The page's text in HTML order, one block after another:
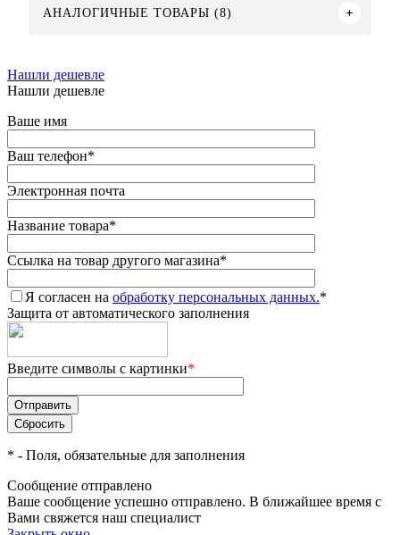
АНАЛОГИЧНЫЕ ТОВАРЫ (8)
Нашли дешевле
Нашли дешевле
Ваше имя
Ваш телефон*
Электронная почта
Название товара*
Ссылка на товар другого магазина*
Я согласен на обработку персональных данных.*
Защита от автоматического заполнения
Введите символы с картинки*
* - Поля, обязательные для заполнения
Сообщение отправлено
Ваше сообщение успешно отправлено. В ближайшее время с
Вами свяжется наш специалист